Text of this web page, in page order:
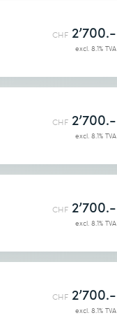
CHF 2’700.-
excl. 8.1% TVA
CHF 2’700.-
excl. 8.1% TVA
CHF 2’700.-
excl. 8.1% TVA
CHF 2’700.-
excl. 8.1% TVA